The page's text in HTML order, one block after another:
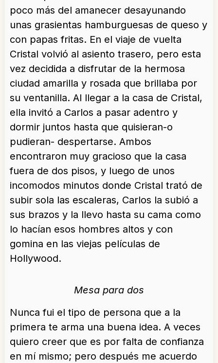
poco más del amanecer desayunando
unas grasientas hamburguesas de queso y
con papas fritas. En el viaje de vuelta
Cristal volvió al asiento trasero, pero esta
vez decidida a disfrutar de la hermosa
ciudad amarilla y rosada que brillaba por
su ventanilla. Al llegar a la casa de Cristal,
ella invitó a Carlos a pasar adentro y
dormir juntos hasta que quisieran-o
pudieran- despertarse. Ambos
encontraron muy gracioso que la casa
fuera de dos pisos, y luego de unos
incomodos minutos donde Cristal trató de
subir sola las escaleras, Carlos la subió a
sus brazos y la llevo hasta su cama como
lo hacían esos hombres altos y con
gomina en las viejas películas de
Hollywood.
Mesa para dos
Nunca fui el tipo de persona que a la
primera te arma una buena idea. A veces
quiero creer que es por falta de confianza
en mí mismo; pero después me acuerdo